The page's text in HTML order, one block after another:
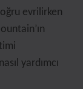
evrilirken
yardımcı